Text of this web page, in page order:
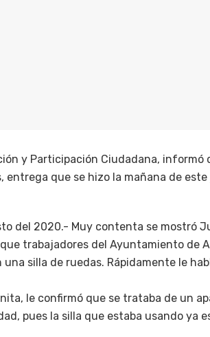
y Participación Ciudadana, informó
que se hizo la mañana de
del 2020.- Muy contenta se mostró
trabajadores del Ayuntamiento de
silla de ruedas. Rápidamente le
le confirmó que se trataba de un
pues la silla que estaba usando ya